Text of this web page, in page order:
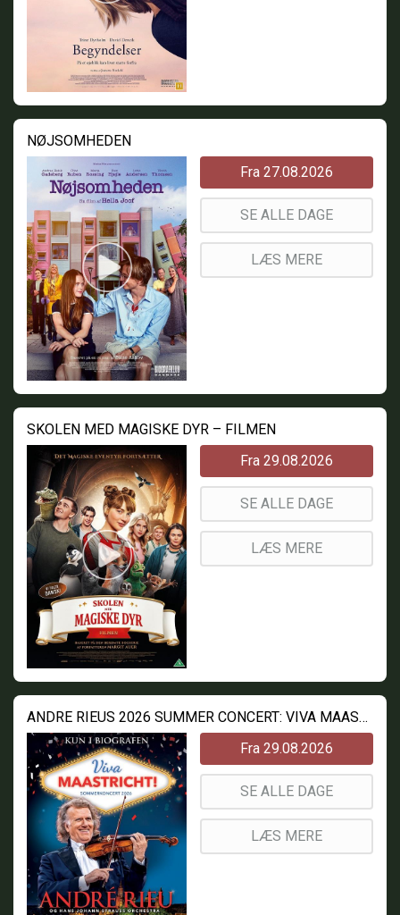
NØJSOMHEDEN
Fra 27.08.2026
SE ALLE DAGE
LÆS MERE
SKOLEN MED MAGISKE DYR – FILMEN
Fra 29.08.2026
SE ALLE DAGE
LÆS MERE
ANDRE RIEUS 2026 SUMMER CONCERT: VIVA MAASTRICHT!
Fra 29.08.2026
SE ALLE DAGE
LÆS MERE